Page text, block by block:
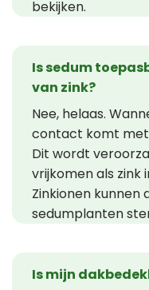
bekijken.
Is sedum
van zink?
Nee, helaas.
contact komt met
Dit wordt
vrijkomen als
Zinkionen kunnen
sedumplanten
Is mijn